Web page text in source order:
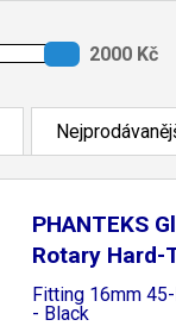
PHANTEKS
Rotary Hard-
Fitting 16mm
- Black